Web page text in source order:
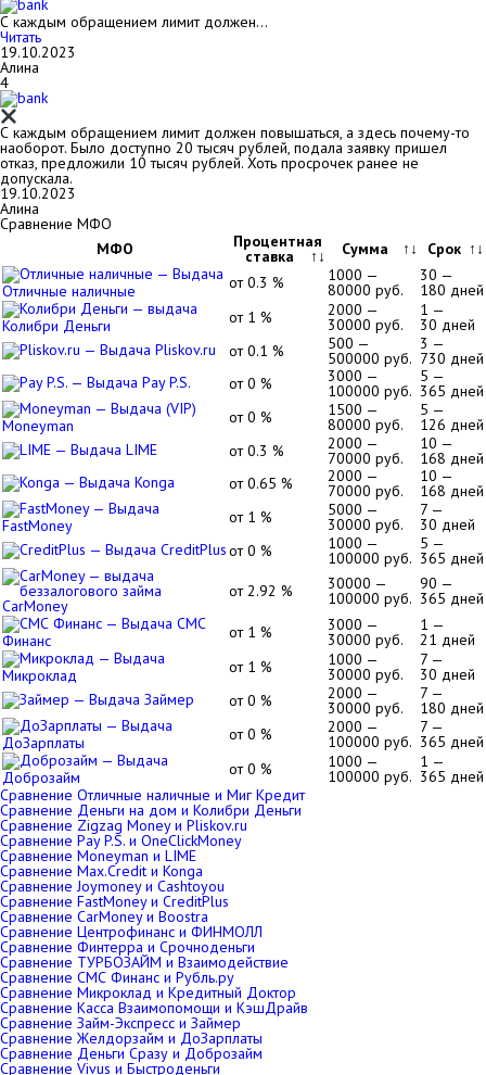
С каждым обращением лимит должен…
Читать
19.10.2023
Алина
4
С каждым обращением лимит должен повышаться, а здесь почему-то
наоборот. Было доступно 20 тысяч рублей, подала заявку пришел
отказ, предложили 10 тысяч рублей. Хоть просрочек ранее не
допускала.
19.10.2023
Алина
Сравнение МФО
МФО
Процентная
ставка ↑↓ Сумма ↑↓ Срок ↑↓
Отличные наличные от 0.3 % 1000 —
80000 руб.
30 —
180 дней
Колибри Деньги
от 1 % 2000 —
30000 руб.
1 —
30 дней
Pliskov.ru
от 0.1 % 500 —
500000 руб.
3 —
730 дней
Pay P.S.
от 0 % 3000 —
100000 руб.
5 —
365 дней
Moneyman
от 0 % 1500 —
80000 руб.
5 —
126 дней
LIME
от 0.3 % 2000 —
70000 руб.
10 —
168 дней
Konga
от 0.65 % 2000 —
70000 руб.
10 —
168 дней
FastMoney
от 1 % 5000 —
30000 руб.
7 —
30 дней
CreditPlusот 0 % 1000 —
100000 руб.
5 —
365 дней
CarMoney
от 2.92 % 30000 —
100000 руб.
90 —
365 дней
СМС
Финанс
от 1 % 3000 —
30000 руб.
1 —
21 дней
Микроклад
от 1 % 1000 —
30000 руб.
7 —
30 дней
Займер
от 0 % 2000 —
30000 руб.
7 —
180 дней
ДоЗарплаты
от 0 % 2000 —
100000 руб.
7 —
365 дней
Доброзайм
от 0 % 1000 —
100000 руб.
1 —
365 дней
Сравнение Отличные наличные и Миг Кредит
Сравнение Деньги на дом и Колибри Деньги
Сравнение Zigzag Money и Pliskov.ru
Сравнение Pay P.S. и OneClickMoney
Сравнение Moneyman и LIME
Сравнение Max.Credit и Konga
Сравнение Joymoney и Cashtoyou
Сравнение FastMoney и CreditPlus
Сравнение CarMoney и Boostra
Сравнение Центрофинанс и ФИНМОЛЛ
Сравнение Финтерра и Срочноденьги
Сравнение ТУРБОЗАЙМ и Взаимодействие
Сравнение СМС Финанс и Рубль.ру
Сравнение Микроклад и Кредитный Доктор
Сравнение Касса Взаимопомощи и КэшДрайв
Сравнение Займ-Экспресс и Займер
Сравнение Желдорзайм и ДоЗарплаты
Сравнение Деньги Сразу и Доброзайм
Сравнение Vivus и Быстроденьги